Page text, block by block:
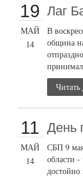
19
МАЙ
14
Лаг
В
община
Читать
11
МАЙ
14
День
СБП 9
области